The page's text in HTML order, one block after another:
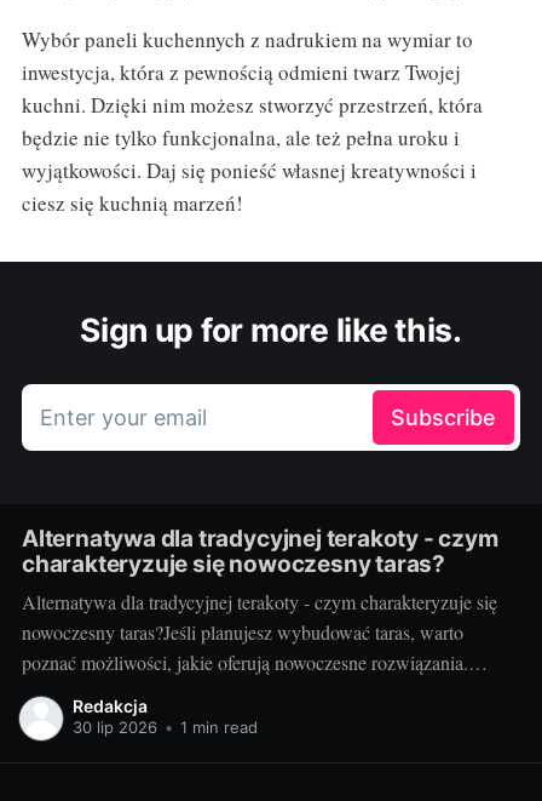
Wybór paneli kuchennych z nadrukiem na wymiar to
inwestycja, która z pewnością odmieni twarz Twojej
kuchni. Dzięki nim możesz stworzyć przestrzeń, która
będzie nie tylko funkcjonalna, ale też pełna uroku i
wyjątkowości. Daj się ponieść własnej kreatywności i
ciesz się kuchnią marzeń!
Sign up for more like this.
Enter your email Subscribe
Alternatywa dla tradycyjnej terakoty - czym
charakteryzuje się nowoczesny taras?
Alternatywa dla tradycyjnej terakoty - czym charakteryzuje się
nowoczesny taras?Jeśli planujesz wybudować taras, warto
poznać możliwości, jakie oferują nowoczesne rozwiązania.
Można przecież zdecydować się na coś więcej niż tylko
tradycyjną terakotę. Ale jak wygląda nowoczesny taras i dlaczego
Redakcja
30 lip 2026 • 1 min read